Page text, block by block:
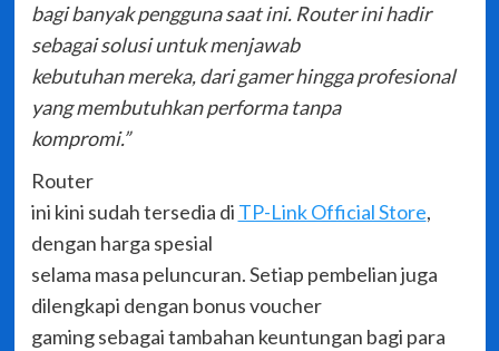
bagi banyak pengguna saat ini. Router ini hadir
sebagai solusi untuk menjawab
kebutuhan mereka, dari gamer hingga profesional
yang membutuhkan performa tanpa
kompromi.”
Router
ini kini sudah tersedia di TP-Link Official Store,
dengan harga spesial
selama masa peluncuran. Setiap pembelian juga
dilengkapi dengan bonus voucher
gaming sebagai tambahan keuntungan bagi para